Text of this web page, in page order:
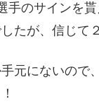
手のサインを
たが、信じて
元にないので